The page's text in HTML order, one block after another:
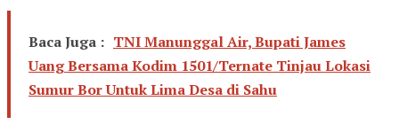
Baca Juga : TNI Manunggal Air, Bupati James
Uang Bersama Kodim 1501/Ternate Tinjau Lokasi
Sumur Bor Untuk Lima Desa di Sahu